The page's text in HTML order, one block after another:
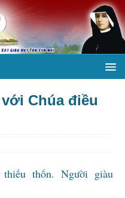
Chúa điều
thốn. Người giàu